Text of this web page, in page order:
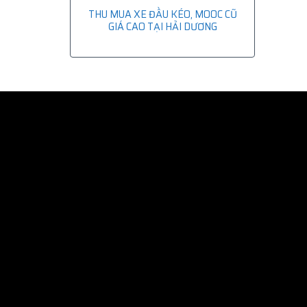
THU MUA XE ĐẦU KÉO, MOOC CŨ
GIÁ CAO TẠI HẢI DƯƠNG